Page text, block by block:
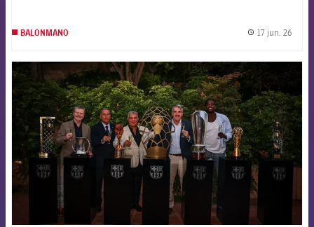
BALONMANO 17 jun. 26
FCB Barcelona badge